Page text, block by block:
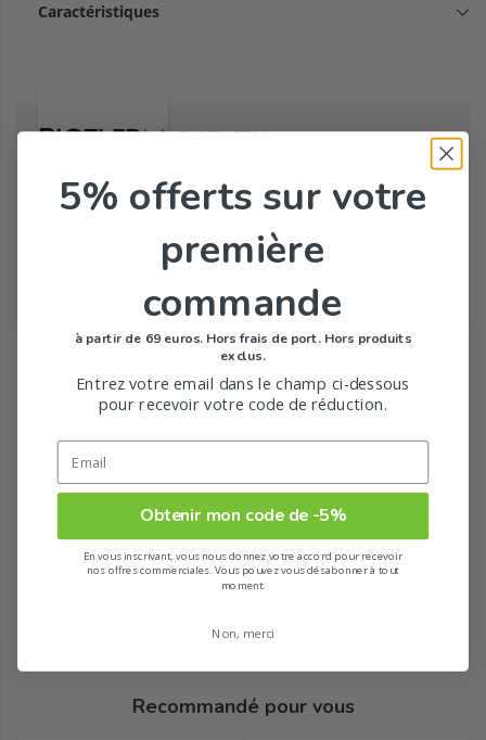
Caractéristiques
BIOTHERM
Tous les produits de la marque
Recommandé pour vous
5% offerts sur votre
première
commande
à partir de 69 euros. Hors frais de port. Hors produits
exclus.
Entrez votre email dans le champ ci-dessous
pour recevoir votre code de réduction.
Obtenir mon code de -5%
En vous inscrivant, vous nous donnez votre accord pour recevoir
nos offres commerciales. Vous pouvez vous désabonner à tout
moment.
Non, merci